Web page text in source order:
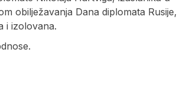
obilježavanja Dana diplomata Rusije,
i izolovana.